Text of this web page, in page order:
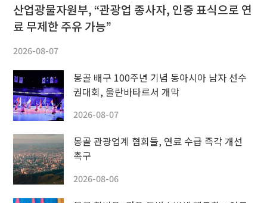
산업광물자원부, “관광업 종사자, 인증 표식으로 연
료 무제한 주유 가능”
2026-08-07
몽골 배구 100주년 기념 동아시아 남자 선수
권대회, 울란바타르서 개막
2026-08-07
몽골 관광업계 협회들, 연료 수급 즉각 개선
촉구
2026-08-06